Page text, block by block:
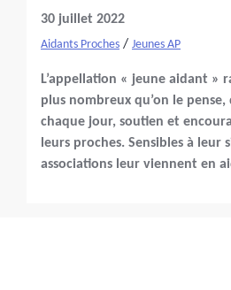
30 juillet 2022
Aidants Proches / Jeunes AP
L’appellation « jeune aidant »
plus nombreux qu’on le
chaque jour, soutien et
leurs proches. Sensibles à leur
associations leur viennent en